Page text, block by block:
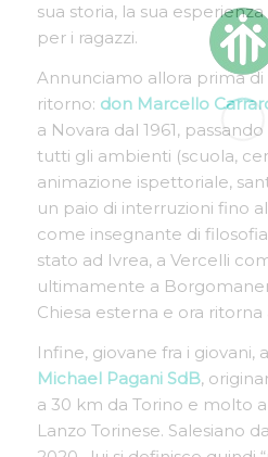
sua storia, la sua
per i ragazzi.
Annunciamo allora prima
ritorno: don Marcello
a Novara dal 1961,
tutti gli ambienti (scuola,
animazione ispettoriale,
un paio di interruzioni fino
come insegnante di
stato ad Ivrea, a Vercelli
ultimamente a
Chiesa esterna e ora
Infine, giovane fra i giovani,
Michael Pagani SdB,
a 30 km da Torino e molto
Lanzo Torinese. Salesiano